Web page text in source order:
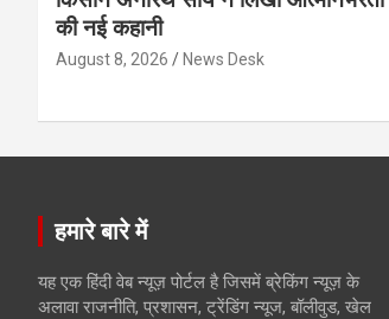
की नई कहानी
August 8, 2026 News Desk
हमारे बारे में
यह एक हिंदी वेब न्यूज़ पोर्टल है जिसमें ब्रेकिंग न्यूज़ के
अलावा राजनीति, प्रशासन, ट्रेंडिंग न्यूज, बॉलीवुड, खेल